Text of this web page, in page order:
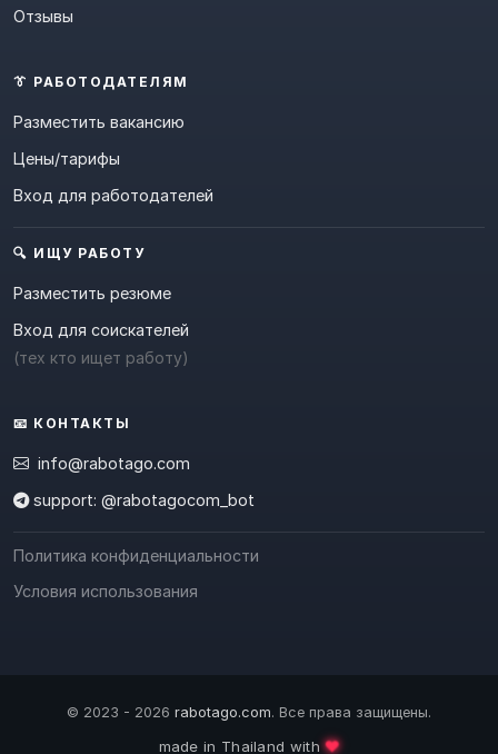
Отзывы
👔 РАБОТОДАТЕЛЯМ
Разместить вакансию
Цены/тарифы
Вход для работодателей
🔍 ИЩУ РАБОТУ
Разместить резюме
Вход для соискателей
(тех кто ищет работу)
📧 КОНТАКТЫ
info@rabotago.com
support: @rabotagocom_bot
Политика конфиденциальности
Условия использования
© 2023 - 2026 rabotago.com. Все права защищены.
made in Thailand with❤️